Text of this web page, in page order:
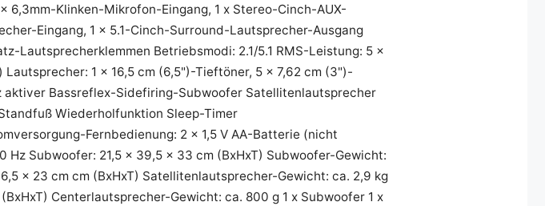
6,3mm-Klinken-Mikrofon-Eingang, 1 x Stereo-Cinch-AUX-
Eingang, 1 x 5.1-Cinch-Surround-Lautsprecher-Ausgang
Lautsprecherklemmen Betriebsmodi: 2.1/5.1 RMS-Leistung: 5 x
1 x 16,5 cm (6,5")-Tieftöner, 5 x 7,62 cm (3")-
aktiver Bassreflex-Sidefiring-Subwoofer Satellitenlautsprecher
Wiederholfunktion Sleep-Timer
Fernbedienung: 2 x 1,5 V AA-Batterie (nicht
Hz Subwoofer: 21,5 x 39,5 x 33 cm (BxHxT) Subwoofer-Gewicht:
x 23 cm cm (BxHxT) Satellitenlautsprecher-Gewicht: ca. 2,9 kg
Centerlautsprecher-Gewicht: ca. 800 g 1 x Subwoofer 1 x